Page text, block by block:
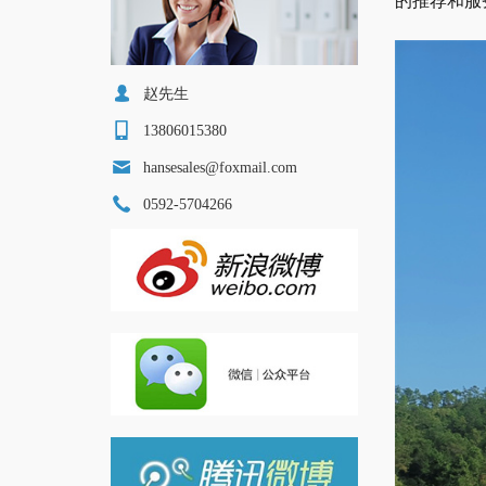
赵先生
13806015380
hansesales@foxmail.com
0592-5704266